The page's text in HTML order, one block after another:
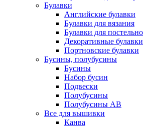
Булавки
Английские булавки
Булавки для вязания
Булавки для
Декоративные булавки
Портновские булавки
Бусины, полубусины
Бусины
Набор бусин
Подвески
Полубусины
Полубусины AB
Все для вышивки
Канва